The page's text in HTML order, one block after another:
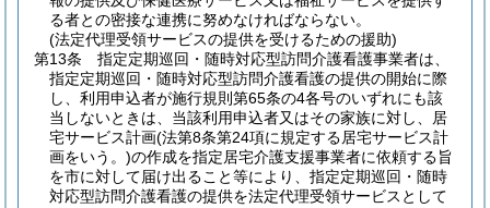
る者との密接な連携に努めなければならない。
(法定代理受領サービスの提供を受けるための援助)
第13条
指定定期巡回・随時対応型訪問介護看護事業者は、
指定定期巡回・随時対応型訪問介護看護の提供の開始に際
し、利用申込者が施行規則第65条の4各号のいずれにも該
当しないときは、当該利用申込者又はその家族に対し、居
宅サービス計画(法第8条第24項に規定する居宅サービス計
画をいう。)の作成を指定居宅介護支援事業者に依頼する旨
を市に対して届け出ること等により、指定定期巡回・随時
対応型訪問介護看護の提供を法定代理受領サービスとして